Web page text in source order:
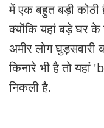
में एक बहुत बड़ी
क्योंकि यहां बड़े घर के
अमीर लोग घुड़सवारी
किनारे भी है तो
निकली है.